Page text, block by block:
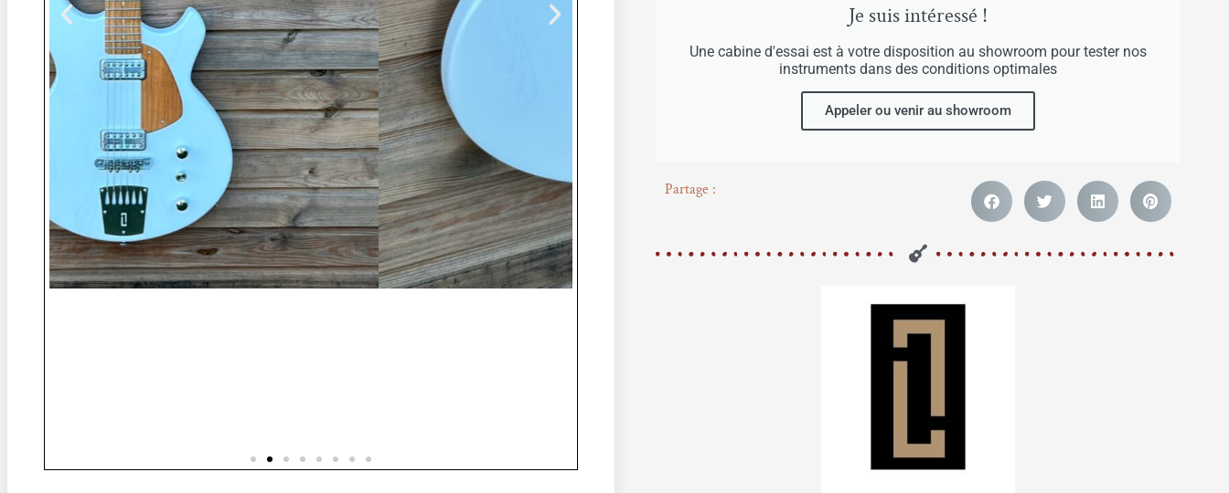
Je suis intéressé !
Une cabine d'essai est à votre disposition au showroom pour tester nos
instruments dans des conditions optimales
Appeler ou venir au showroom
Partage :